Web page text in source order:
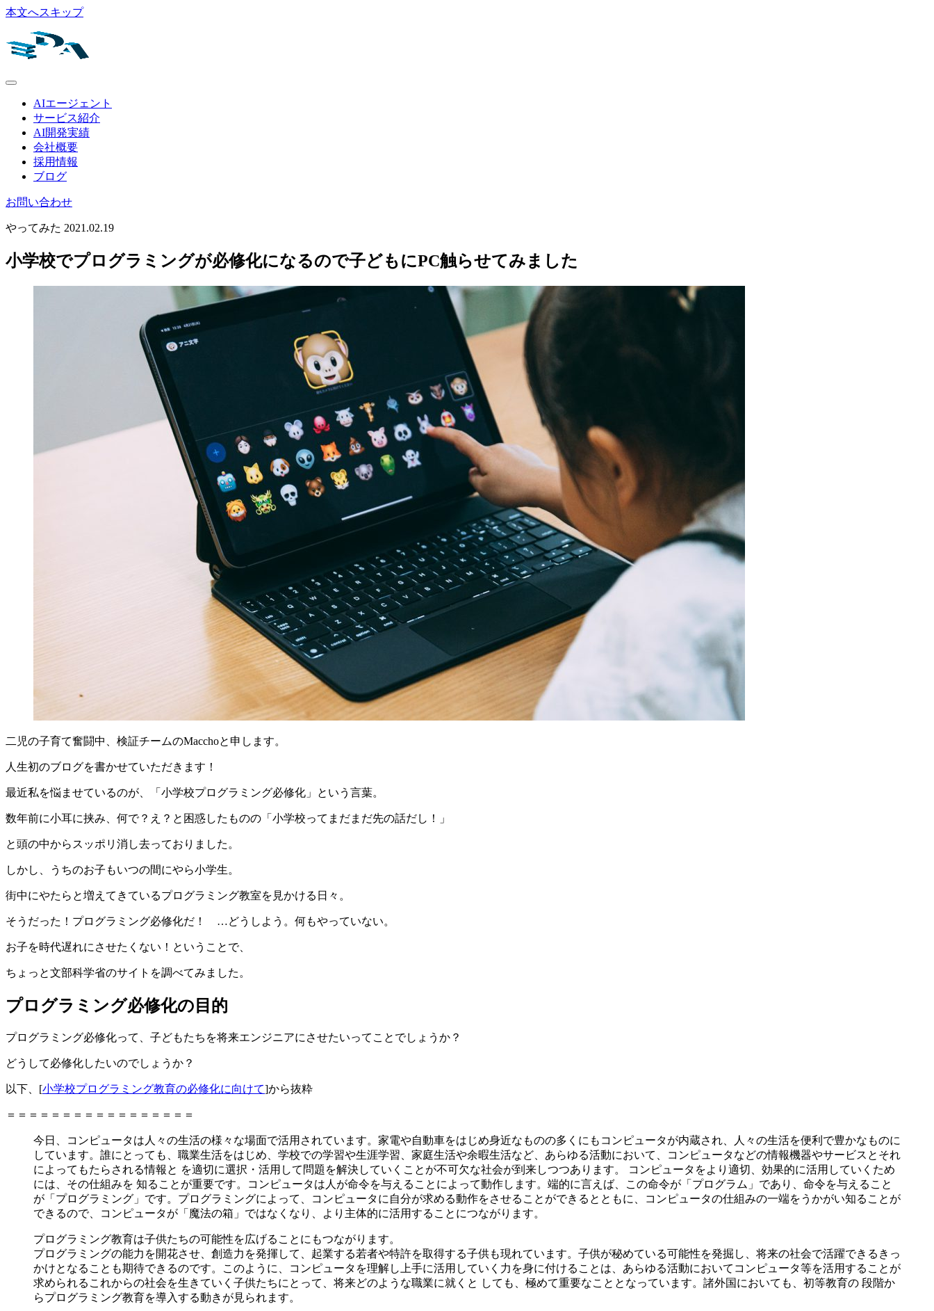
本文へスキップ
AIエージェント
サービス紹介
AI開発実績
会社概要
採用情報
ブログ
お問い合わせ
やってみた 2021.02.19
小学校でプログラミングが必修化になるので子どもにPC触らせてみました
二児の子育て奮闘中、検証チームのMacchoと申します。
人生初のブログを書かせていただきます！
最近私を悩ませているのが、「小学校プログラミング必修化」という言葉。
数年前に小耳に挟み、何で？え？と困惑したものの「小学校ってまだまだ先の話だし！」
と頭の中からスッポリ消し去っておりました。
しかし、うちのお子もいつの間にやら小学生。
街中にやたらと増えてきているプログラミング教室を見かける日々。
そうだった！プログラミング必修化だ！ …どうしよう。何もやっていない。
お子を時代遅れにさせたくない！ということで、
ちょっと文部科学省のサイトを調べてみました。
プログラミング必修化の目的
プログラミング必修化って、子どもたちを将来エンジニアにさせたいってことでしょうか？
どうして必修化したいのでしょうか？
以下、[小学校プログラミング教育の必修化に向けて]から抜粋
＝＝＝＝＝＝＝＝＝＝＝＝＝＝＝＝＝
今日、コンピュータは人々の生活の様々な場面で活用されています。家電や自動車をはじめ身近なものの多くにもコンピュータが内蔵され、人々の生活を便利で豊かなものに
しています。誰にとっても、職業生活をはじめ、学校での学習や生涯学習、家庭生活や余暇生活など、あらゆる活動において、コンピュータなどの情報機器やサービスとそれ
によってもたらされる情報と を適切に選択・活用して問題を解決していくことが不可欠な社会が到来しつつあります。 コンピュータをより適切、効果的に活用していくため
には、その仕組みを 知ることが重要です。コンピュータは人が命令を与えることによって動作します。端的に言えば、この命令が「プログラム」であり、命令を与えること
が「プログラミング」です。プログラミングによって、コンピュータに自分が求める動作をさせることができるとともに、コンピュータの仕組みの一端をうかがい知ることが
できるので、コンピュータが「魔法の箱」ではなくなり、より主体的に活用することにつながります。
プログラミング教育は子供たちの可能性を広げることにもつながります。
プログラミングの能力を開花させ、創造力を発揮して、起業する若者や特許を取得する子供も現れています。子供が秘めている可能性を発掘し、将来の社会で活躍できるきっ
かけとなることも期待できるのです。このように、コンピュータを理解し上手に活用していく力を身に付けることは、あらゆる活動においてコンピュータ等を活用することが
求められるこれからの社会を生きていく子供たちにとって、将来どのような職業に就くと しても、極めて重要なこととなっています。諸外国においても、初等教育の 段階か
らプログラミング教育を導入する動きが見られます。